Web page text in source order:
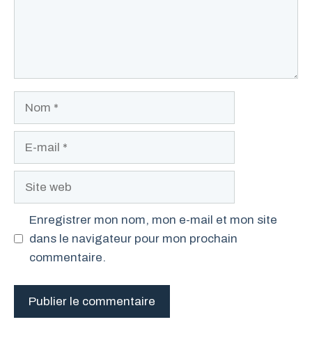
Site
Enregistrer mon nom, mon e-mail et mon site
dans le navigateur pour mon prochain
commentaire.